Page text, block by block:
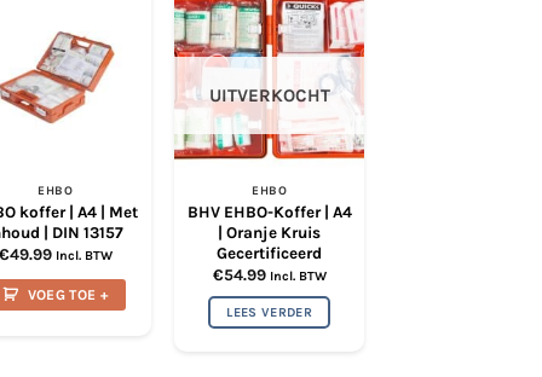
EHBO
koffer | A4 | Met
| DIN 13157
49.99 Incl. BTW
VOEG TOE +
UITVERKOCHT
EHBO
BHV EHBO-Koffer | A4
| Oranje Kruis
Gecertificeerd
€54.99 Incl. BTW
LEES VERDER